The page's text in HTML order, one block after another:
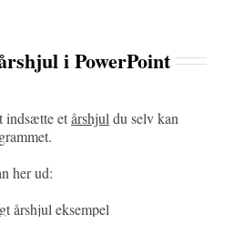
i PowerPoint
indsætte etårshjul du selv kan
her ud: